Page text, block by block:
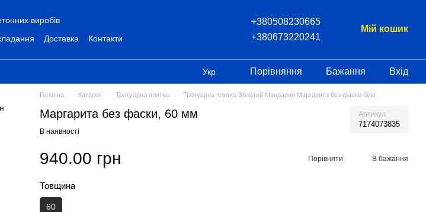
виробів
Доставка Контакти
+380508230665
+380673220241
Мій кошик
Укр Порівняння Бажання Вхід
Головна Каталог Тротуарна плитка Тротуарна плитка Золотий Мандарин Маргарита без фаски біла
Маргарита без фаски, 60 мм Артикул
7174073835
В наявності
940.00 грн Порівняти В бажання
Товщина
60